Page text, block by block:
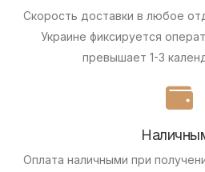
Скорость доставки в любое
Украине фиксируется
превышает 1-3
Оплата наличными при